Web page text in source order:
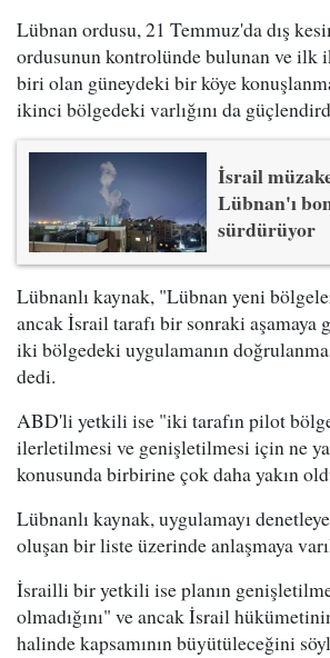
Lübnan ordusu, 21 Temmuz'da dış
ordusunun kontrolünde bulunan ve ilk
biri olan güneydeki bir köye
ikinci bölgedeki varlığını da
İsrail
Lübnan'ı
sürdürüyor
Lübnanlı kaynak, "Lübnan yeni
ancak İsrail tarafı bir sonraki aşamaya
iki bölgedeki uygulamanın
dedi.
ABD'li yetkili ise "iki tarafın pilot
ilerletilmesi ve genişletilmesi için ne
konusunda birbirine çok daha yakın
Lübnanlı kaynak, uygulamayı
oluşan bir liste üzerinde anlaşmaya
İsrailli bir yetkili ise planın
olmadığını" ve ancak İsrail
halinde kapsamının büyütüleceğini